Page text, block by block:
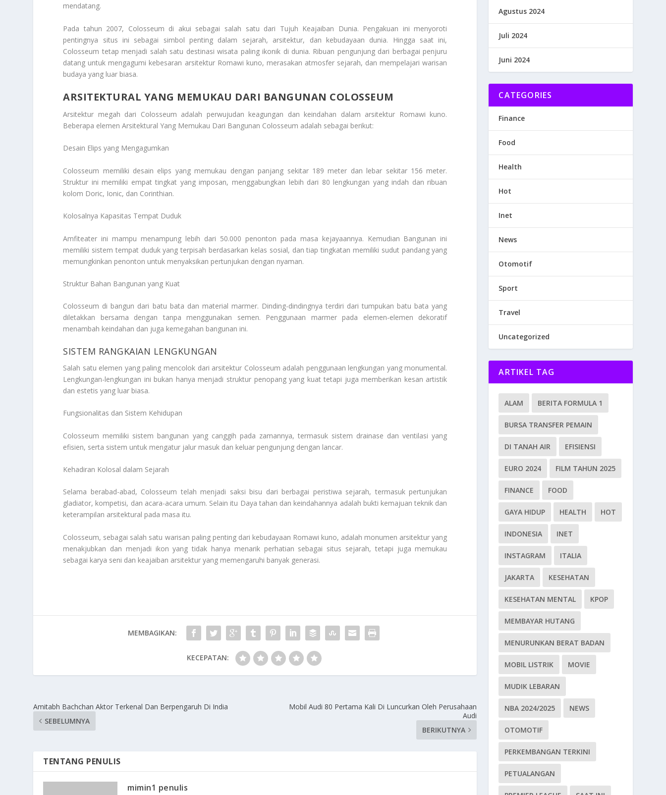
mendatang.
Pada tahun 2007, Colosseum di akui sebagai salah satu dari Tujuh Keajaiban Dunia. Pengakuan ini menyoroti
pentingnya situs ini sebagai simbol penting dalam sejarah, arsitektur, dan kebudayaan dunia. Hingga saat ini,
Colosseum tetap menjadi salah satu destinasi wisata paling ikonik di dunia. Ribuan pengunjung dari berbagai penjuru
datang untuk mengagumi kebesaran arsitektur Romawi kuno, merasakan atmosfer sejarah, dan mempelajari warisan
budaya yang luar biasa.
ARSITEKTURAL YANG MEMUKAU DARI BANGUNAN COLOSSEUM
Arsitektur megah dari Colosseum adalah perwujudan keagungan dan keindahan dalam arsitektur Romawi kuno.
Beberapa elemenArsitektural Yang Memukau Dari Bangunan Colosseum adalah sebagai berikut:
Desain Elips yang Mengagumkan
Colosseum memiliki desain elips yang memukau dengan panjang sekitar 189 meter dan lebar sekitar 156 meter.
Struktur ini memiliki empat tingkat yang imposan, menggabungkan lebih dari 80 lengkungan yang indah dan ribuan
kolom Doric, Ionic, dan Corinthian.
Kolosalnya Kapasitas Tempat Duduk
Amfiteater ini mampu menampung lebih dari 50.000 penonton pada masa kejayaannya. Kemudian Bangunan ini
memiliki sistem tempat duduk yang terpisah berdasarkan kelas sosial, dan tiap tingkatan memiliki sudut pandang yang
memungkinkan penonton untuk menyaksikan pertunjukan dengan nyaman.
Struktur Bahan Bangunan yang Kuat
Colosseum di bangun dari batu bata dan material marmer. Dinding-dindingnya terdiri dari tumpukan batu bata yang
diletakkan bersama dengan tanpa menggunakan semen. Penggunaan marmer pada elemen-elemen dekoratif
menambah keindahan dan juga kemegahan bangunan ini.
SISTEM RANGKAIAN LENGKUNGAN
Salah satu elemen yang paling mencolok dari arsitektur Colosseum adalah penggunaan lengkungan yang monumental.
Lengkungan-lengkungan ini bukan hanya menjadi struktur penopang yang kuat tetapi juga memberikan kesan artistik
dan estetis yang luar biasa.
Fungsionalitas dan Sistem Kehidupan
Colosseum memiliki sistem bangunan yang canggih pada zamannya, termasuk sistem drainase dan ventilasi yang
efisien, serta sistem untuk mengatur jalur masuk dan keluar pengunjung dengan lancar.
Kehadiran Kolosal dalam Sejarah
Selama berabad-abad, Colosseum telah menjadi saksi bisu dari berbagai peristiwa sejarah, termasuk pertunjukan
gladiator, kompetisi, dan acara-acara umum. Selain itu Daya tahan dan keindahannya adalah bukti kemajuan teknik dan
keterampilan arsitektural pada masa itu.
Colosseum, sebagai salah satu warisan paling penting dari kebudayaan Romawi kuno, adalah monumen arsitektur yang
menakjubkan dan menjadi ikon yang tidak hanya menarik perhatian sebagai situs sejarah, tetapi juga memukau
sebagai karya seni dan keajaiban arsitektur yang memengaruhi banyak generasi.
MEMBAGIKAN:
KECEPATAN:
Amitabh Bachchan Aktor Terkenal Dan Berpengaruh Di India
SEBELUMNYA
Mobil Audi 80 Pertama Kali Di Luncurkan Oleh Perusahaan
Audi
BERIKUTNYA
TENTANG PENULIS
mimin1 penulis
Agustus 2024
Juli 2024
Juni 2024
CATEGORIES
Finance
Food
Health
Hot
Inet
News
Otomotif
Sport
Travel
Uncategorized
ARTIKEL TAG
ALAM BERITA FORMULA 1
BURSA TRANSFER PEMAIN
DI TANAH AIR EFISIENSI
EURO 2024 FILM TAHUN 2025
FINANCE FOOD
GAYA HIDUP HEALTH HOT
INDONESIA INET
INSTAGRAM ITALIA
JAKARTA KESEHATAN
KESEHATAN MENTAL KPOP
MEMBAYAR HUTANG
MENURUNKAN BERAT BADAN
MOBIL LISTRIK MOVIE
MUDIK LEBARAN
NBA 2024/2025 NEWS
OTOMOTIF
PERKEMBANGAN TERKINI
PETUALANGAN